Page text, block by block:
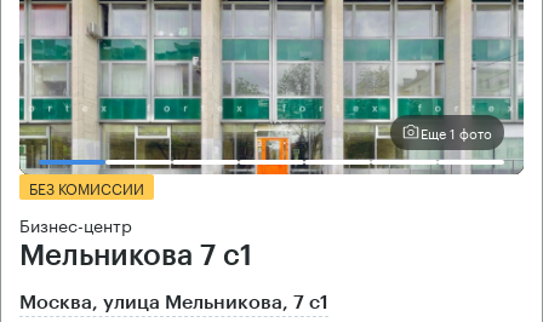
Еще 1 фото
БЕЗ КОМИССИИ
Бизнес-центр
Мельникова 7 с1
Москва, улица Мельникова, 7 с1